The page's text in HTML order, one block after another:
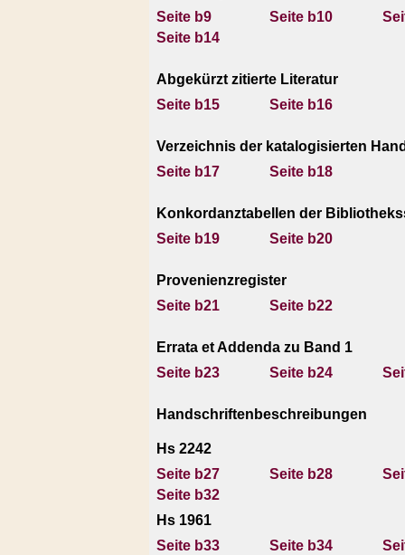
Seite b9
Seite b10
Seite b14
Abgekürzt zitierte Literatur
Seite b15
Seite b16
Verzeichnis der katalogisierten
Seite b17
Seite b18
Konkordanztabellen der
Seite b19
Seite b20
Provenienzregister
Seite b21
Seite b22
Errata et Addenda zu Band 1
Seite b23
Seite b24
Handschriftenbeschreibungen
Hs 2242
Seite b27
Seite b28
Seite b32
Hs 1961
Seite b33
Seite b34